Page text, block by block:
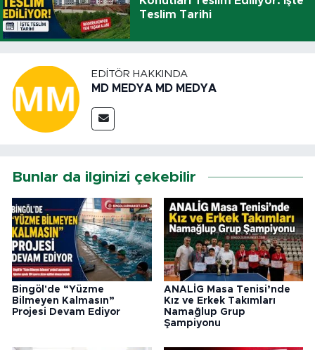
Teslim Tarihi
EDITÖR HAKKINDA
MD MEDYA MD MEDYA
Bunlar da ilginizi çekebilir
Bingöl'de “Yüzme
Bilmeyen Kalmasın”
Projesi Devam Ediyor
ANALİG Masa Tenisi’nde
Kız ve Erkek Takımları
Namağlup Grup
Şampiyonu